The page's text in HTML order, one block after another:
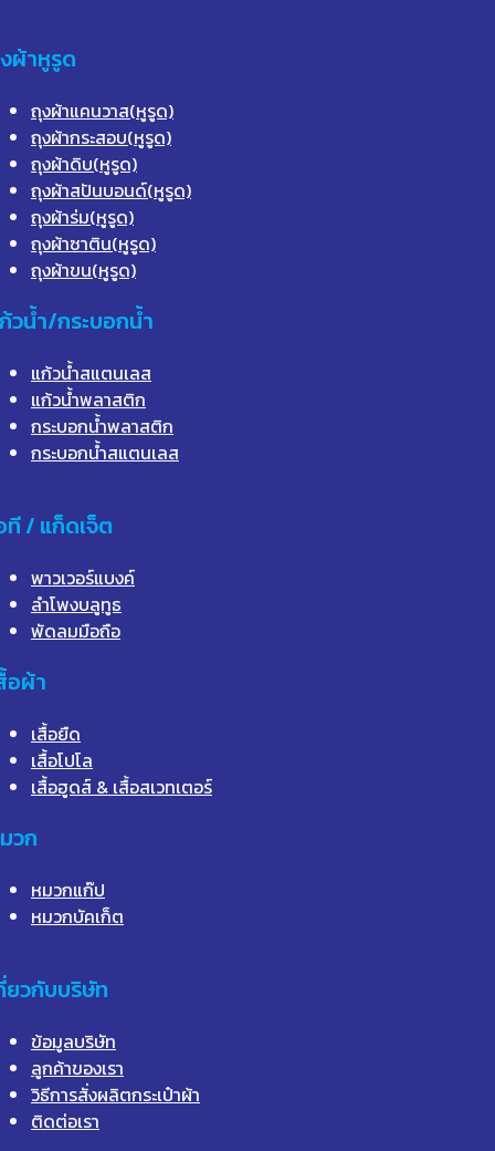
ผ้าหูรูด
ถุงผ้าแคนวาส(หูรูด)
ถุงผ้ากระสอบ(หูรูด)
ถุงผ้าดิบ(หูรูด)
ถุงผ้าสปันบอนด์(หูรูด)
ถุงผ้าร่ม(หูรูด)
ถุงผ้าซาติน(หูรูด)
ถุงผ้าขน(หูรูด)
วน้ำ/กระบอกน้ำ
แก้วน้ำสแตนเลส
แก้วน้ำพลาสติก
กระบอกน้ำพลาสติก
กระบอกน้ำสแตนเลส
ที / แก็ดเจ็ต
พาวเวอร์แบงค์
ลำโพงบลูทูธ
พัดลมมือถือ
อผ้า
เสื้อยืด
เสื้อโปโล
เสื้อฮูดส์ & เสื้อสเวทเตอร์
วก
หมวกแก๊ป
หมวกบัคเก็ต
ยวกับบริษัท
ข้อมูลบริษัท
ลูกค้าของเรา
วิธีการสั่งผลิตกระเป๋าผ้า
ติดต่อเรา